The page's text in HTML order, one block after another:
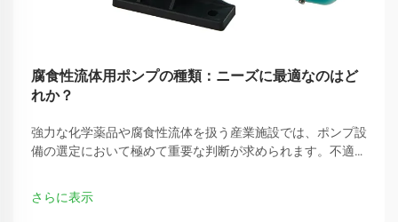
腐食性流体用ポンプの種類：ニーズに最適なのはど
れか？
強力な化学薬品や腐食性流体を扱う産業施設では、ポンプ設
備の選定において極めて重要な判断が求められます。不適切
上の危険を招く可能性があります。さまざまな腐食性流体対
応ポンプの特徴を理解することが…
さらに表示